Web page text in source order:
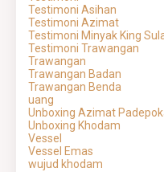
Testimoni Asihan
Testimoni Azimat
Testimoni Minyak King
Testimoni Trawangan
Trawangan
Trawangan Badan
Trawangan Benda
uang
Unboxing Azimat
Unboxing Khodam
Vessel
Vessel Emas
wujud khodam